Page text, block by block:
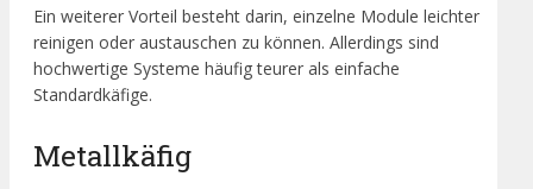
Ein weiterer Vorteil besteht darin, einzelne Module leichter
reinigen oder austauschen zu können. Allerdings sind
hochwertige Systeme häufig teurer als einfache
Standardkäfige.
Metallkäfig